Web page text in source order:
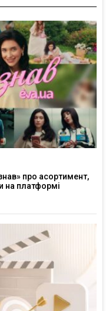
про асортимент,
на платформі